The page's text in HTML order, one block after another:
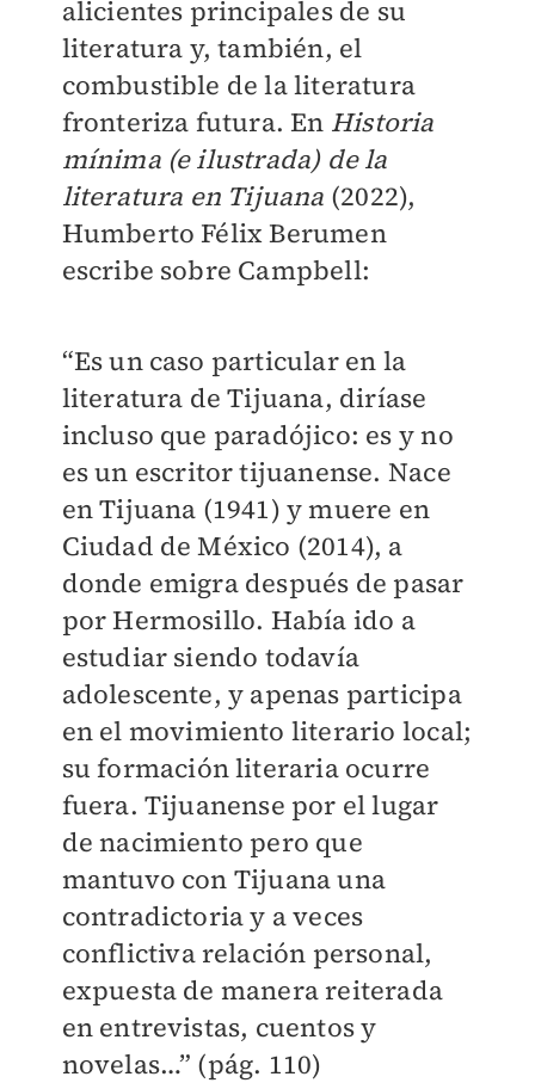
alicientes principales de su
literatura y, también, el
combustible de la literatura
fronteriza futura. En Historia
mínima (e ilustrada) de la
literatura en Tijuana (2022),
Humberto Félix Berumen
escribe sobre Campbell:
“Es un caso particular en la
literatura de Tijuana, diríase
incluso que paradójico: es y no
es un escritor tijuanense. Nace
en Tijuana (1941) y muere en
Ciudad de México (2014), a
donde emigra después de pasar
por Hermosillo. Había ido a
estudiar siendo todavía
adolescente, y apenas participa
en el movimiento literario local;
su formación literaria ocurre
fuera. Tijuanense por el lugar
de nacimiento pero que
mantuvo con Tijuana una
contradictoria y a veces
conflictiva relación personal,
expuesta de manera reiterada
en entrevistas, cuentos y
novelas…” (pág. 110)